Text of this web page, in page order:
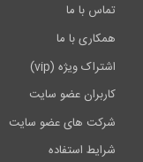
تماس با ما
همکاری با ما
اشتراک ویژه (vip)
کاربران عضو سایت
شرکت های عضو سایت
شرایط استفاده